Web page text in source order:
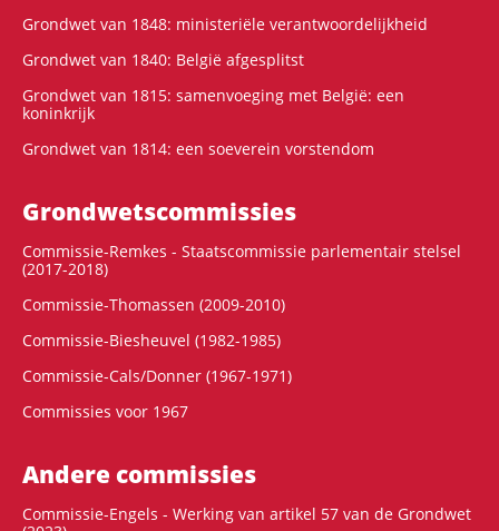
Grondwet van 1848: ministeriële verantwoordelijkheid
Grondwet van 1840: België afgesplitst
Grondwet van 1815: samenvoeging met België: een
koninkrijk
Grondwet van 1814: een soeverein vorstendom
Grondwets­commissies
Commissie-Remkes - Staatscommissie parlementair stelsel
(2017-2018)
Commissie-Thomassen (2009-2010)
Commissie-Biesheuvel (1982-1985)
Commissie-Cals/Donner (1967-1971)
Commissies voor 1967
Andere commissies
Commissie-Engels - Werking van artikel 57 van de Grondwet